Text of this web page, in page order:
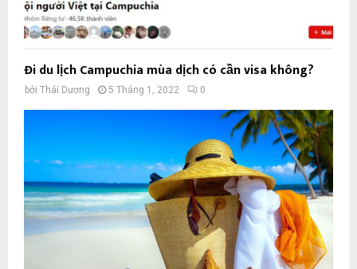
Đi du lịch Campuchia mùa dịch có cần visa không?
bởi Thái Dương 5 Tháng 1, 2022 0